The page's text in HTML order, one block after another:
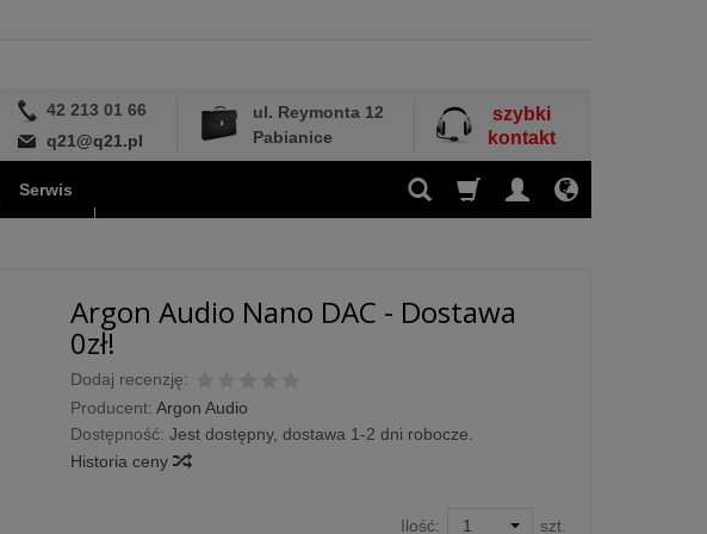
42 213 01 66
q21@q21.pl
ul. Reymonta 12
Pabianice
szybki
kontakt
Serwis
Argon Audio Nano DAC - Dostawa
0zł!
Dodaj recenzję:
Producent: Argon Audio
Dostępność: Jest dostępny, dostawa 1-2 dni robocze.
Historia ceny
Ilość: szt.